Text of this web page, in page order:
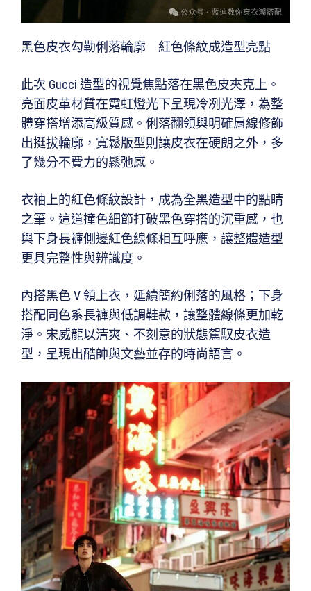
黑色皮衣勾勒俐落輪廓 紅色條紋成造型亮點
此次 Gucci 造型的視覺焦點落在黑色皮夾克上。
亮面皮革材質在霓虹燈光下呈現冷冽光澤，為整
體穿搭增添高級質感。俐落翻領與明確肩線修飾
出挺拔輪廓，寬鬆版型則讓皮衣在硬朗之外，多
了幾分不費力的鬆弛感。
衣袖上的紅色條紋設計，成為全黑造型中的點睛
之筆。這道撞色細節打破黑色穿搭的沉重感，也
與下身長褲側邊紅色線條相互呼應，讓整體造型
更具完整性與辨識度。
內搭黑色 V 領上衣，延續簡約俐落的風格；下身
搭配同色系長褲與低調鞋款，讓整體線條更加乾
淨。宋威龍以清爽、不刻意的狀態駕馭皮衣造
型，呈現出酷帥與文藝並存的時尚語言。